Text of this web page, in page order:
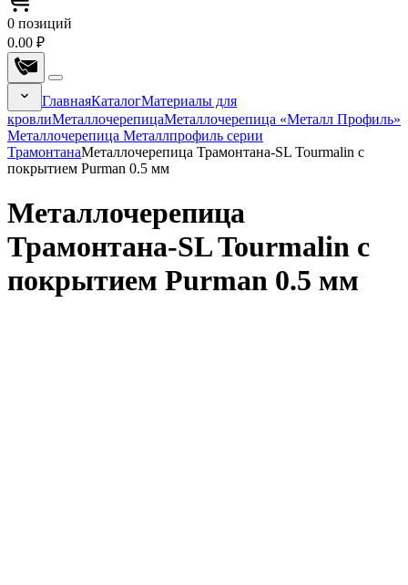
0 позиций
0.00 ₽
ГлавнаяКаталогМатериалы для
кровлиМеталлочерепицаМеталлочерепица «Металл Профиль»
Металлочерепица Металлпрофиль серии
ТрамонтанаМеталлочерепица Трамонтана-SL Tourmalin с
покрытием Purman 0.5 мм
Металлочерепица
Трамонтана-SL Tourmalin с
покрытием Purman 0.5 мм